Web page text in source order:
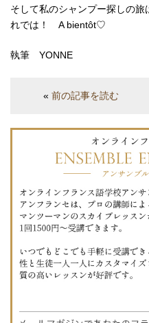
そして私のシャンプー探しの
れでは！ A bientôt♡
執筆 YONNE
«前の記事を読む